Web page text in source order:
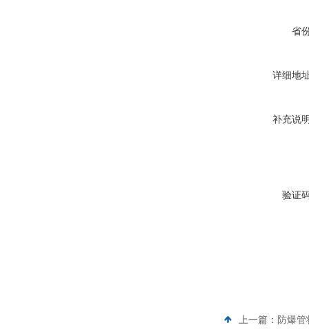
省
详细地
补充说
验证
上一篇： 防爆